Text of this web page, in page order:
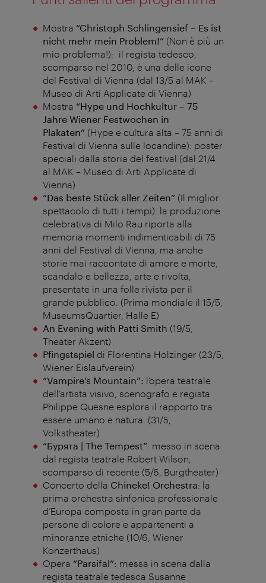
Mostra “Christoph Schlingensief – Es ist
nicht mehr mein Problem!” (Non è più un
mio problema!): il regista tedesco,
scomparso nel 2010, è una delle icone
del Festival di Vienna (dal 13/5 al MAK –
Museo di Arti Applicate di Vienna)
Mostra “Hype und Hochkultur – 75
Jahre Wiener Festwochen in
Plakaten” (Hype e cultura alta – 75 anni di
Festival di Vienna sulle locandine): poster
speciali dalla storia del festival (dal 21/4
al MAK – Museo di Arti Applicate di
Vienna)
“Das beste Stück aller Zeiten” (Il miglior
spettacolo di tutti i tempi): la produzione
celebrativa di Milo Rau riporta alla
memoria momenti indimenticabili di 75
anni del Festival di Vienna, ma anche
storie mai raccontate di amore e morte,
scandalo e bellezza, arte e rivolta,
presentate in una folle rivista per il
grande pubblico. (Prima mondiale il 15/5,
MuseumsQuartier, Halle E)
An Evening with Patti Smith (19/5,
Theater Akzent)
Pfingstspiel di Florentina Holzinger (23/5,
Wiener Eislaufverein)
“Vampire’s Mountain”: l’opera teatrale
dell’artista visivo, scenografo e regista
Philippe Quesne esplora il rapporto tra
essere umano e natura. (31/5,
Volkstheater)
“Бурята | The Tempest”: messo in scena
dal regista teatrale Robert Wilson,
scomparso di recente (5/6, Burgtheater)
Concerto della Chineke! Orchestra: la
prima orchestra sinfonica professionale
d’Europa composta in gran parte da
persone di colore e appartenenti a
minoranze etniche (10/6, Wiener
Konzerthaus)
Opera “Parsifal”: messa in scena dalla
regista teatrale tedesca Susanne